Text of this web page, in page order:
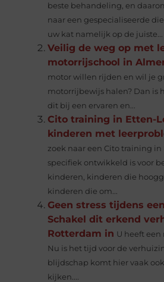
beste behandeling, en
naar een gespecialiseerde
uw kat namelijk op de juiste...
Veilig de weg op met
motorrijschool in
motor willen rijden en wil je
motorrijbewijs halen? Dan is
dit bij een ervaren en...
Cito training in Etten-
kinderen met
zoek naar een Cito training
specifiek ontwikkeld is voor
kinderen, kinderen die
kinderen die om...
Geen stress tijdens
Schakel dit erkend
Rotterdam in U heeft
Nu is het tijd voor de
blijdschap komt hier vaak
kijken....